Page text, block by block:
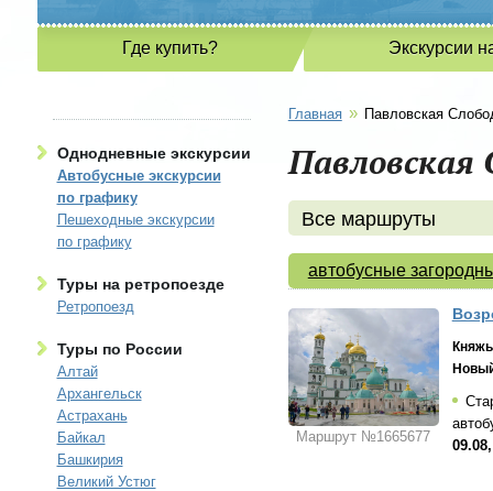
Где купить? Экскурсии
Однодневные экскурсии
Автобусные экскурсии
по графику
Пешеходные экскурсии
по графику
Туры на ретропоезде
Ретропоезд
Туры по России
Алтай
Архангельск
Астрахань
Байкал
Башкирия
Великий Устюг
Главная » Павловская
Павловская
Все маршруты
автобусные
Маршрут №1665677